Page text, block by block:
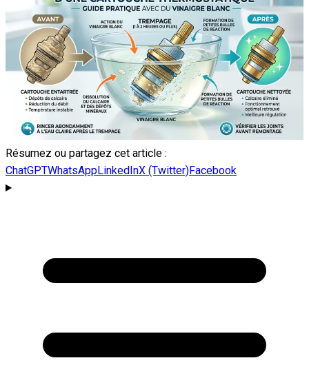
Résumez ou partagez cet article :
ChatGPTWhatsAppLinkedInX (Twitter)Facebook